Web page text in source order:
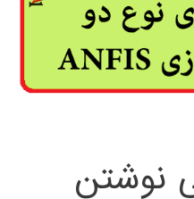
نوشتن